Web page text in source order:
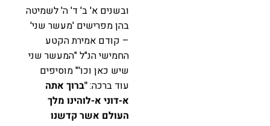
ובשנים א' ב' ד' ה' לשמיטה
בהן מפרישים 'מעשר שני'
– קודם אמירת הקטע
החמישי הנ"ל "המעשר שני
שיש כאן וכו'" מוסיפים
עוד ברכה:"ברוך אתה
א-דוני א-לוהינו מלך
העולם אשר קדשנו